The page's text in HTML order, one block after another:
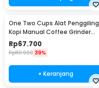
One Two Cups Alat Penggiling
Kopi Manual Coffee Grinder
Adjustable - CF4146
Rp67.700
Rp110.900 39%
+ Keranjang